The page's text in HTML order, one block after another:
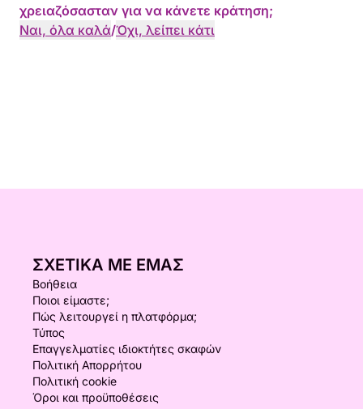
χρειαζόσασταν για να κάνετε κράτηση;
Ναι, όλα καλά/Όχι, λείπει κάτι
ΣΧΕΤΙΚΆ ΜΕ ΕΜΆΣ
Βοήθεια
Ποιοι είμαστε;
Πώς λειτουργεί η πλατφόρμα;
Τύπος
Επαγγελματίες ιδιοκτήτες σκαφών
Πολιτική Απορρήτου
Πολιτική cookie
Όροι και προϋποθέσεις